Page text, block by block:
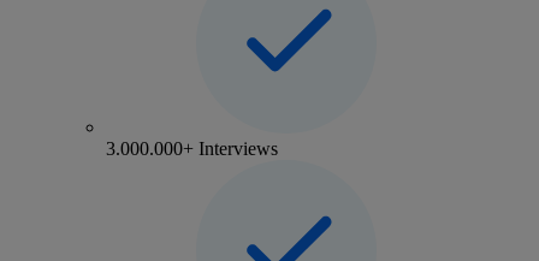
3.000.000+ Interviews